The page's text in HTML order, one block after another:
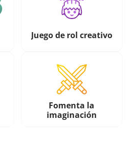
Juego de rol creativo
Fomenta la
imaginación